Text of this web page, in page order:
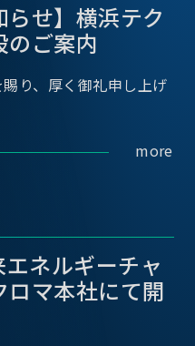
らせ】横浜テク
のご案内
り、厚く御礼申し上げ
more
ネルギーチャ
ロマ本社にて開